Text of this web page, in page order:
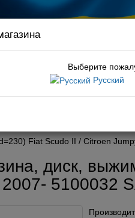
комплект грм caddy
Fiat Scudo II / Citroen
Выберите
Русский
диск,
5100032